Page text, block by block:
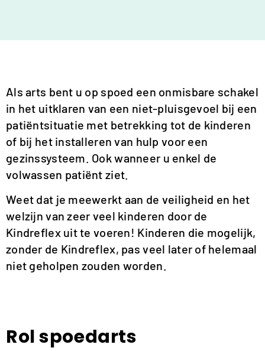
Als arts bent u op spoed een onmisbare schakel
in het uitklaren van een niet-pluisgevoel bij een
patiëntsituatie met betrekking tot de kinderen
of bij het installeren van hulp voor een
gezinssysteem. Ook wanneer u enkel de
volwassen patiënt ziet.
Weet dat je meewerkt aan de veiligheid en het
welzijn van zeer veel kinderen door de
Kindreflex uit te voeren! Kinderen die mogelijk,
zonder de Kindreflex, pas veel later of helemaal
niet geholpen zouden worden.
Rol spoedarts